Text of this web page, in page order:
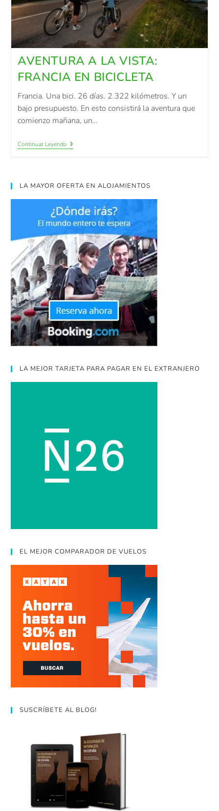
AVENTURA A LA VISTA:
FRANCIA EN BICICLETA
Francia. Una bici. 26 días. 2.322 kilómetros. Y un
bajo presupuesto. En esto consistirá la aventura que
comienzo mañana, un…
Continuar Leyendo
LA MAYOR OFERTA EN ALOJAMIENTOS
LA MEJOR TARJETA PARA PAGAR EN EL EXTRANJERO
EL MEJOR COMPARADOR DE VUELOS
SUSCRÍBETE AL BLOG!